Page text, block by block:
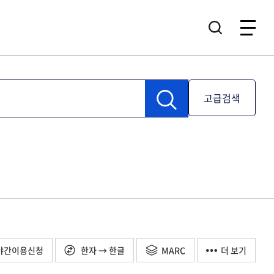
고급검색
간이용신청 한자 → 한글 MARC 더 보기